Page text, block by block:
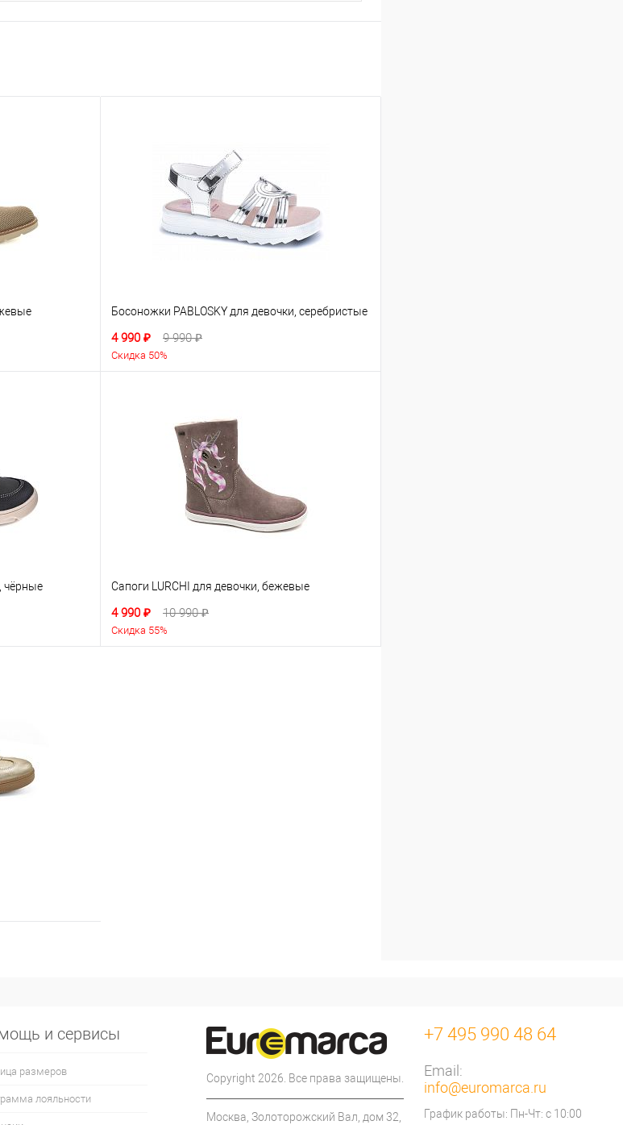
Босоножки PABLOSKY для девочки, серебристые
4 990 ₽ 9 990 ₽
Скидка 50%
чёрные Сапоги LURCHI для девочки, бежевые
4 990 ₽ 10 990 ₽
Скидка 55%
и сервисы
размеров
лояльности
Copyright 2026. Все права защищены.
Москва, Золоторожский Вал, дом 32,
+7 495 990 48 64
Email:
info@euromarca.ru
График работы: Пн-Чт: с 10:00